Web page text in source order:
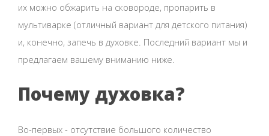
их можно обжарить на сковороде, пропарить в
мультиварке (отличный вариант для детского питания)
и, конечно, запечь в духовке. Последний вариант мы и
предлагаем вашему вниманию ниже.
Почему духовка?
Во-первых - отсутствие большого количество